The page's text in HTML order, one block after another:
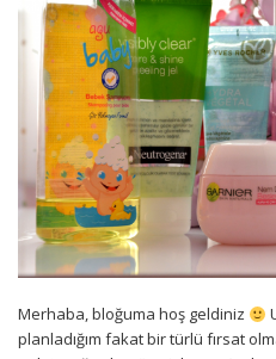
Merhaba, bloğuma hoş geldiniz
planladığım fakat bir türlü fırsat